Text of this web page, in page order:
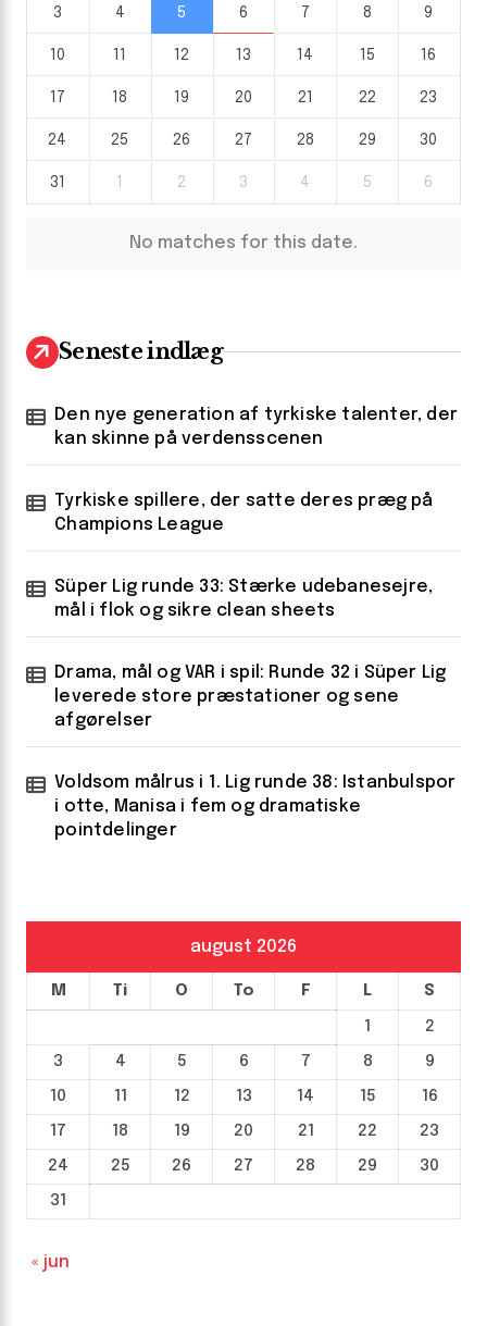
3 4 5 6 7 8 9
10 12 13 14 15 16
17 18 19 20 21 22 23
24 25 26 27 28 29 30
31 2 3 4 5 6
No matches for this date.
Seneste indlæg
Den nye generation af tyrkiske talenter, der
kan skinne på verdensscenen
Tyrkiske spillere, der satte deres præg på
Champions League
Süper Lig runde 33: Stærke udebanesejre,
mål i flok og sikre clean sheets
Drama, mål og VAR i spil: Runde 32 i Süper Lig
leverede store præstationer og sene
afgørelser
Voldsom målrus i 1. Lig runde 38: Istanbulspor
i otte, Manisa i fem og dramatiske
pointdelinger
august 2026
M Ti O To F L S
1
2
3
4 5 6 7 8
9
10
11 12 13 14 15
16
17
18 19 20 21 22
23
24
25 26 27 28 29
30
31
« jun